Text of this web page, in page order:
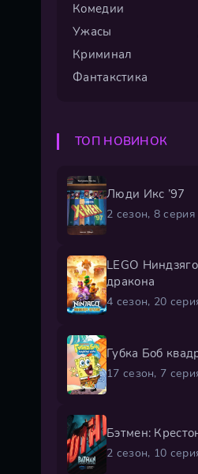
Комедии
Ужасы
Криминал
Фантакстика
ТОП НОВИНОК
Люди Икс ’97
2 сезон, 8 серия
LEGO
дракона
4 сезон, 20
Губка Боб
17 сезон, 7
Бэтмен:
2 сезон, 10